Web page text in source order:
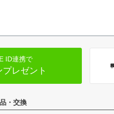
ID連携で
レゼント
・交換